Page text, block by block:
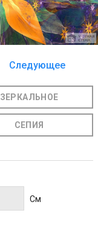
Следующее
ЗЕРКАЛЬНОЕ
СЕПИЯ
Cм